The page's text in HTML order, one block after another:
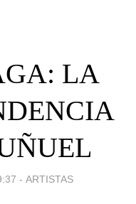
LA
- ARTISTAS